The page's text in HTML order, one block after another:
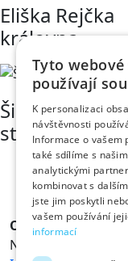
Eliška Rejčka
královna
Šimon Chvátil
student
Odběr novinek
Novinky vám rádi
Tyto
používají
K personalizaci
návštěvnosti
Informace o vašem
také sdílíme s
analytickými
kombinovat s
jste jim poskytli
vašem používání
informací